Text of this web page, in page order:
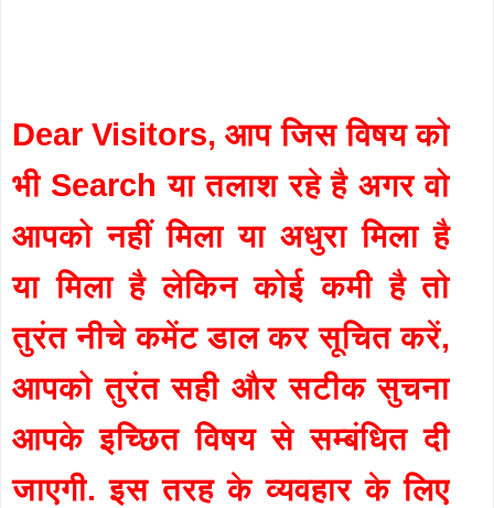
Dear Visitors, आप जिस विषय को
भी Search या तलाश रहे है अगर वो
आपको नहीं मिला या अधुरा मिला है
या मिला है लेकिन कोई कमी है तो
तुरंत नीचे कमेंट डाल कर सूचित करें,
आपको तुरंत सही और सटीक सुचना
आपके इच्छित विषय से सम्बंधित दी
जाएगी. इस तरह के व्यवहार के लिए